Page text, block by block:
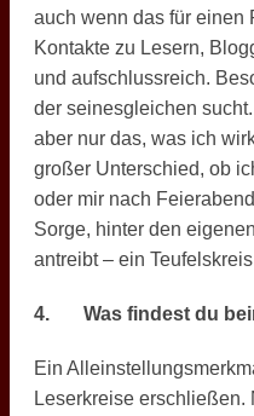
auch wenn das für einen
Kontakte zu Lesern,
und aufschlussreich.
der seinesgleichen
aber nur das, was ich
großer Unterschied, ob
oder mir nach
Sorge, hinter den
antreibt – ein
4. Was findest du
Ein
Leserkreise